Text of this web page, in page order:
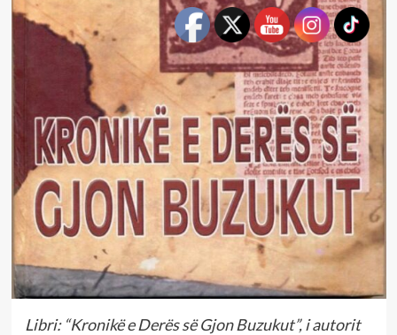
Libri: “Kronikë e Derës së Gjon Buzukut”, i autorit